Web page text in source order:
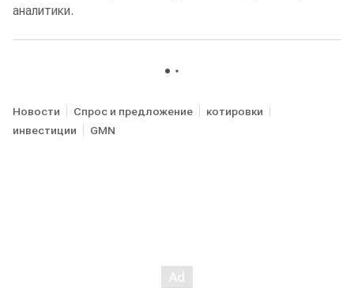
аналитики.
Новости Спрос и предложение
котировки
инвестиции
GMN